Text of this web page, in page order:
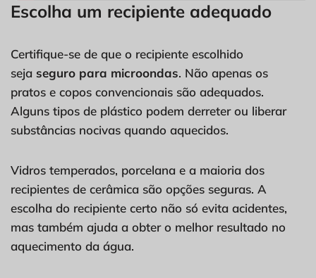
Escolha um recipiente adequado
Certifique-se de que o recipiente escolhido
seja seguro para microondas. Não apenas os
pratos e copos convencionais são adequados.
Alguns tipos de plástico podem derreter ou liberar
substâncias nocivas quando aquecidos.
Vidros temperados, porcelana e a maioria dos
recipientes de cerâmica são opções seguras. A
escolha do recipiente certo não só evita acidentes,
mas também ajuda a obter o melhor resultado no
aquecimento da água.